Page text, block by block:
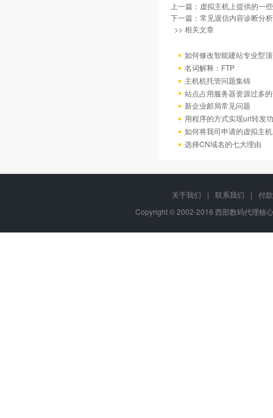
上一篇： 虚拟主机上提供的一
下一篇： 常见退信内容诊断分
>> 相关文章
如何修改智能建站专业型
名词解释：FTP
主机机托管问题集锦
站点占用服务器资源过多
新企业邮局常见问题
用程序的方式实现url转发
如何将我司申请的虚拟主
选择CN域名的七大理由
关于我们 | 联系我们 |
付
Copyright © 2002-2016 西部数码代理核